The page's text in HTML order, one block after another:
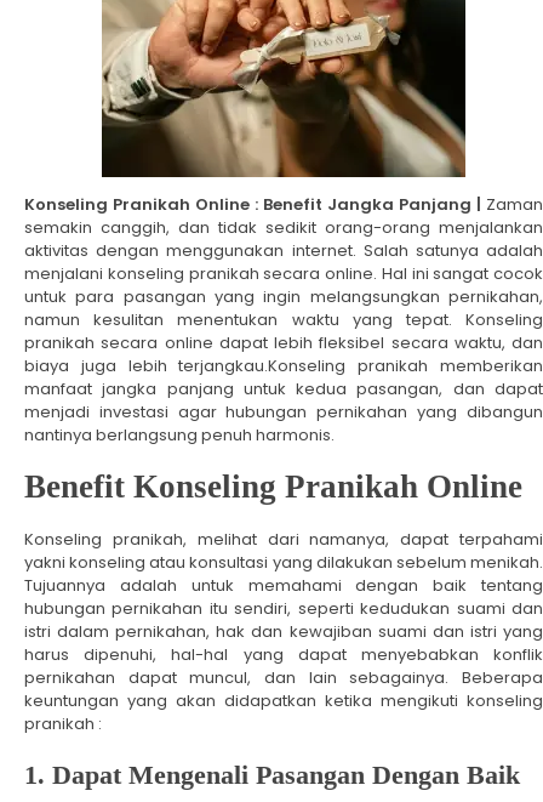
Konseling Pranikah Online : Benefit Jangka Panjang | Zaman
semakin canggih, dan tidak sedikit orang-orang menjalankan
aktivitas dengan menggunakan internet. Salah satunya adalah
menjalani konseling pranikah secara online. Hal ini sangat cocok
untuk para pasangan yang ingin melangsungkan pernikahan,
namun kesulitan menentukan waktu yang tepat. Konseling
pranikah secara online dapat lebih fleksibel secara waktu, dan
biaya juga lebih terjangkau.Konseling pranikah memberikan
manfaat jangka panjang untuk kedua pasangan, dan dapat
menjadi investasi agar hubungan pernikahan yang dibangun
nantinya berlangsung penuh harmonis.
Benefit Konseling Pranikah Online
Konseling pranikah, melihat dari namanya, dapat terpahami
yakni konseling atau konsultasi yang dilakukan sebelum menikah.
Tujuannya adalah untuk memahami dengan baik tentang
hubungan pernikahan itu sendiri, seperti kedudukan suami dan
istri dalam pernikahan, hak dan kewajiban suami dan istri yang
harus dipenuhi, hal-hal yang dapat menyebabkan konflik
pernikahan dapat muncul, dan lain sebagainya. Beberapa
keuntungan yang akan didapatkan ketika mengikuti konseling
pranikah :
1. Dapat Mengenali Pasangan Dengan Baik